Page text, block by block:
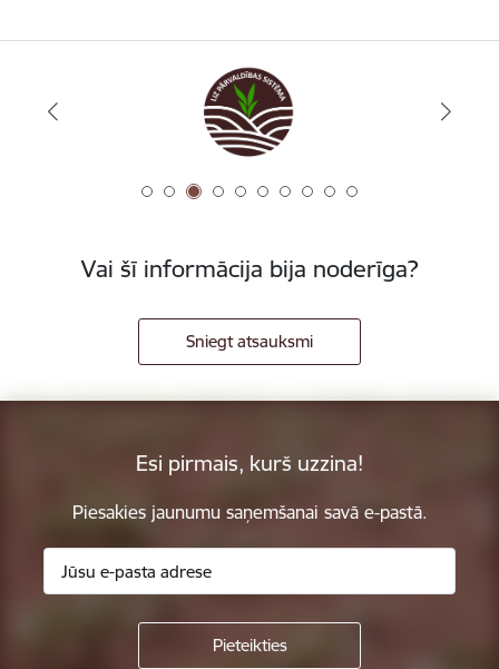
Vai šī informācija bija noderīga?
Sniegt atsauksmi
Esi pirmais, kurš uzzina!
Piesakies jaunumu saņemšanai savā e-pastā.